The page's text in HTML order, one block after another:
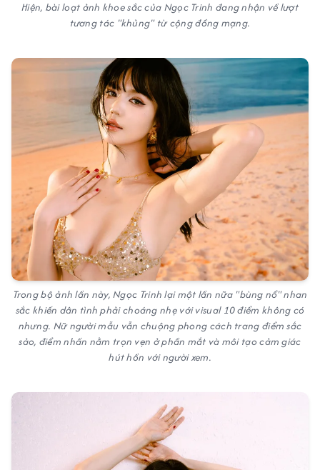
Hiện, bài loạt ảnh khoe sắc của Ngọc Trinh đang nhận về lượt
tương tác "khủng" từ cộng đồng mạng.
Trong bộ ảnh lần này, Ngọc Trinh lại một lần nữa "bùng nổ" nhan
sắc khiến dân tình phải choáng nhẹ với visual 10 điểm không có
nhưng. Nữ người mẫu vẫn chuộng phong cách trang điểm sắc
sảo, điểm nhấn nằm trọn vẹn ở phần mắt và môi tạo cảm giác
hút hồn với người xem.